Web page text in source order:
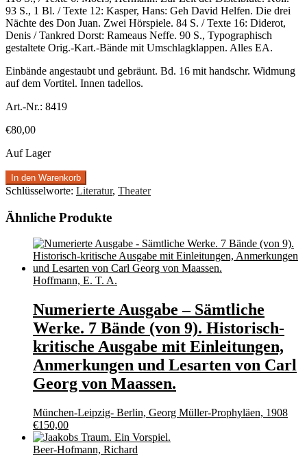
93 S., 1 Bl. / Texte 12: Kasper, Hans: Geh David Helfen. Die drei
Nächte des Don Juan. Zwei Hörspiele. 84 S. / Texte 16: Diderot,
Denis / Tankred Dorst: Rameaus Neffe. 90 S., Typographisch
gestaltete Orig.-Kart.-Bände mit Umschlagklappen. Alles EA.
Einbände angestaubt und gebräunt. Bd. 16 mit handschr. Widmung
auf dem Vortitel. Innen tadellos.
Art.-Nr.: 8419
€80,00
Auf Lager
In den Warenkorb
Schlüsselworte: Literatur, Theater
Ähnliche Produkte
Hoffmann, E. T. A.
Numerierte Ausgabe – Sämtliche
Werke. 7 Bände (von 9). Historisch-
kritische Ausgabe mit Einleitungen,
Anmerkungen und Lesarten von Carl
Georg von Maassen.
München-Leipzig- Berlin, Georg Müller-Prophyläen, 1908
€150,00
Beer-Hofmann, Richard